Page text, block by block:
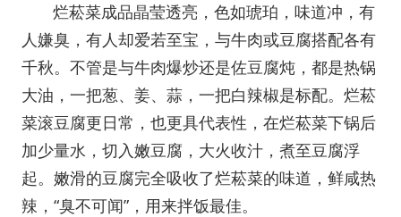
烂菘菜成品晶莹透亮，色如琥珀，味道冲，有
人嫌臭，有人却爱若至宝，与牛肉或豆腐搭配各有
千秋。不管是与牛肉爆炒还是佐豆腐炖，都是热锅
大油，一把葱、姜、蒜，一把白辣椒是标配。烂菘
菜滚豆腐更日常，也更具代表性，在烂菘菜下锅后
加少量水，切入嫩豆腐，大火收汁，煮至豆腐浮
起。嫩滑的豆腐完全吸收了烂菘菜的味道，鲜咸热
辣，“臭不可闻”，用来拌饭最佳。